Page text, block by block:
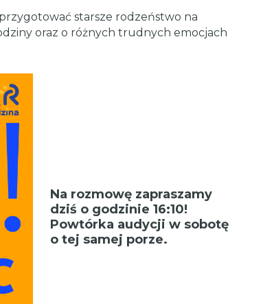
starsze rodzeństwo na
oraz o różnych trudnych emocjach
Na rozmowę zapraszamy
dziś o godzinie 16:10!
Powtórka audycji w sobotę
o tej samej porze.